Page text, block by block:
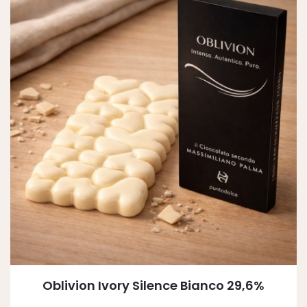
Oblivion Ivory Silence Bianco 29,6%